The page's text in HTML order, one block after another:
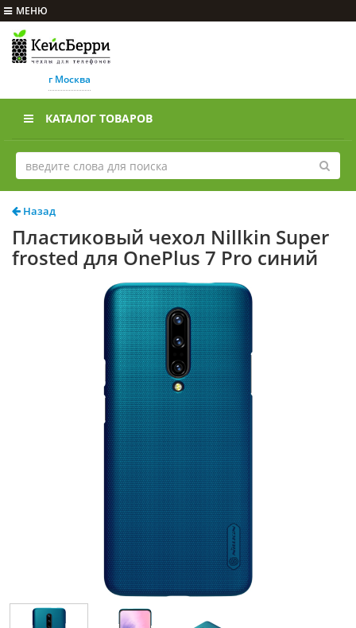
МЕНЮ
г Москва
КАТАЛОГ ТОВАРОВ
Назад
Пластиковый чехол Nillkin Super
frosted для OnePlus 7 Pro синий